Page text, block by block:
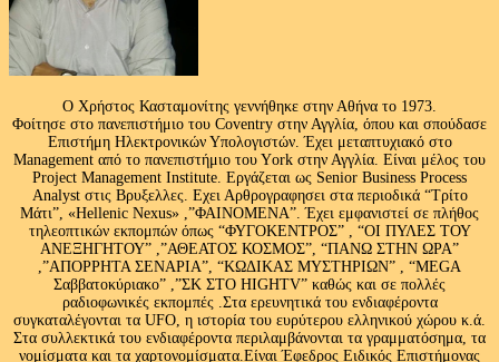
Ο Χρήστος Κασταμονίτης γεννήθηκε στην Αθήνα το 1973.
Φοίτησε στο πανεπιστήμιο του Coventry στην Αγγλία, όπου και σπούδασε
Επιστήμη Ηλεκτρονικών Υπολογιστών. Έχει μεταπτυχιακό στο
Management από το πανεπιστήμιο του Υork στην Αγγλία. Είναι μέλος του
Project Management Institute. Εργάζεται ως Senior Business Process
Analyst στις Βρυξελλες. Εχει Αρθρογραφησει στα περιοδικά “Τρίτο
Μάτι”, «Hellenic Nexus» ,”ΦΑΙΝΟΜΕΝΑ”. Έχει εμφανιστεί σε πλήθος
τηλεοπτικών εκπομπών όπως “ΦΥΓΟΚΕΝΤΡΟΣ” , “ΟΙ ΠΥΛΕΣ ΤΟΥ
ΑΝΕΞΗΓΗΤΟΥ” ,”ΑΘΕΑΤΟΣ ΚΟΣΜΟΣ”, “ΠΑΝΩ ΣΤΗΝ ΩΡΑ”
,”ΑΠΟΡΡΗΤΑ ΣΕΝΑΡΙΑ”, “ΚΩΔΙΚΑΣ ΜΥΣΤΗΡΙΩΝ” , “MEGA
Σαββατοκύριακο” ,”ΣΚ ΣΤΟ HIGHTV” καθώς και σε πολλές
ραδιοφωνικές εκπομπές .Στα ερευνητικά του ενδιαφέροντα
συγκαταλέγονται τα UFO, η ιστορία του ευρύτερου ελληνικού χώρου κ.ά.
Στα συλλεκτικά του ενδιαφέροντα περιλαμβάνονται τα γραμματόσημα, τα
νομίσματα και τα χαρτονομίσματα.Είναι Έφεδρος Ειδικός Επιστήμονας